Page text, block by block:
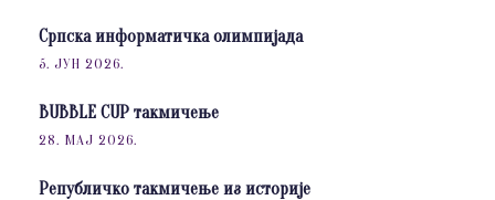
Српска информатичка олимпијада
5. ЈУН 2026.
BUBBLE CUP такмичење
28. МАЈ 2026.
Републичко такмичење из историје